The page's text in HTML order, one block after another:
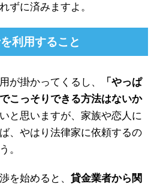
ずに済みますよ。
利用すること
が掛かってくるし、
「やっぱ
こっそりできる方法はないか
と思いますが、家族や恋人に
、やはり法律家に依頼するの
。
を始めると、 貸金業者から関